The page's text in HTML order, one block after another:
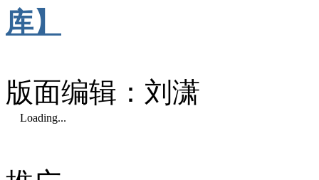
库】
版面编辑：刘潇
Loading...